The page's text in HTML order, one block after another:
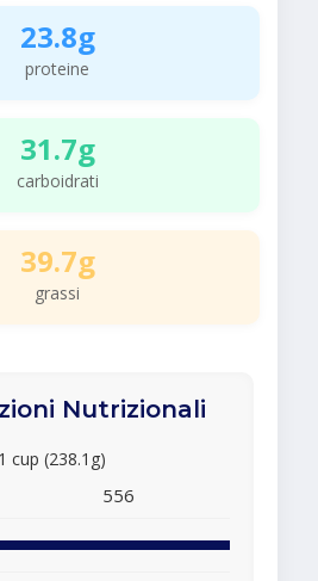
23.8g
proteine
31.7g
carboidrati
39.7g
grassi
Nutrizionali
1 cup (238.1g)
556